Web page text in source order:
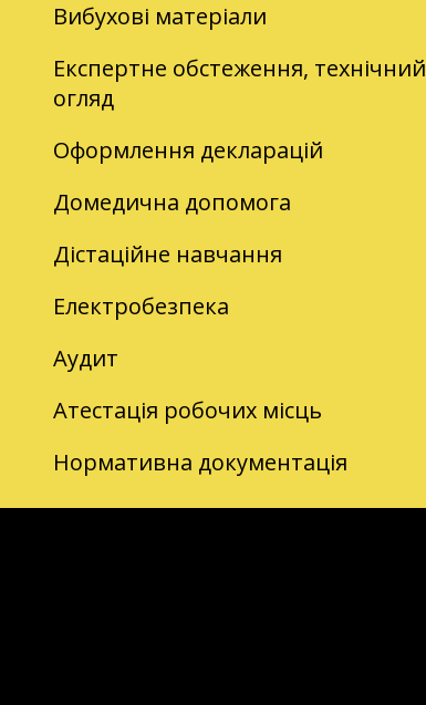
Вибухові матеріали
Експертне обстеження, технічний
огляд
Оформлення декларацій
Домедична допомога
Дістаційне навчання
Електробезпека
Аудит
Атестація робочих місць
Нормативна документація